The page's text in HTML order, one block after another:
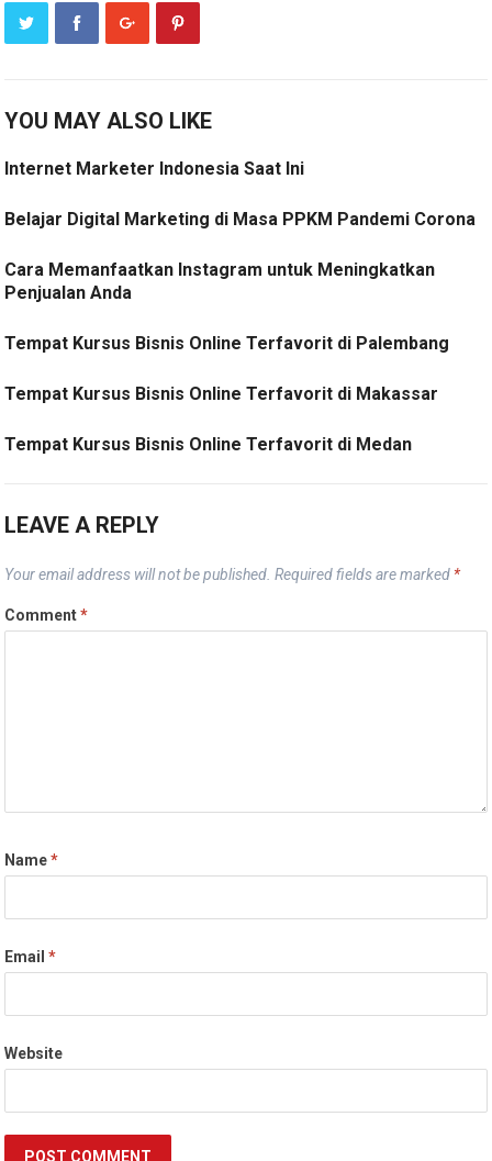
YOU MAY ALSO LIKE
Internet Marketer Indonesia Saat Ini
Belajar Digital Marketing di Masa PPKM Pandemi Corona
Cara Memanfaatkan Instagram untuk Meningkatkan
Penjualan Anda
Tempat Kursus Bisnis Online Terfavorit di Palembang
Tempat Kursus Bisnis Online Terfavorit di Makassar
Tempat Kursus Bisnis Online Terfavorit di Medan
LEAVE A REPLY
Your email address will not be published. Required fields are marked *
Comment*
Name*
Email*
Website